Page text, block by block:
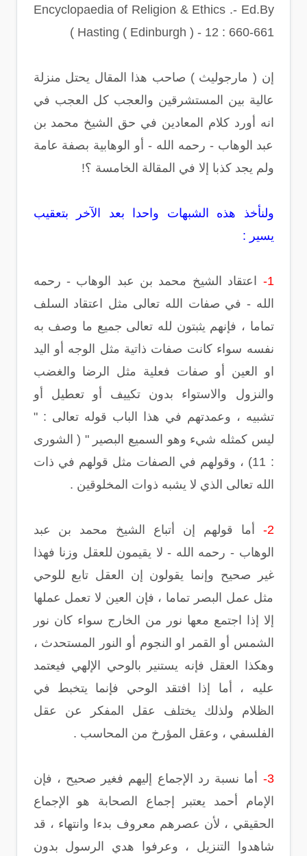
Encyclopaedia of Religion & Ethics .- Ed.By
Hasting ( Edinburgh ) - 12 : 660-661 )
إن ( مارجوليث ) صاحب هذا المقال يحتل منزلة
عالية بين المستشرقين والعجب كل العجب في
انه أورد كلام المعادين في حق الشيخ محمد بن
عبد الوهاب - رحمه الله - أو الوهابية بصفة عامة
ولم يجد كذبا إلا في المقالة الخامسة ؟!
ولنأخذ هذه الشبهات واحدا بعد الآخر بتعقيب
يسير :
1-
اعتقاد الشيخ محمد بن عبد الوهاب - رحمه
الله - في صفات الله تعالى مثل اعتقاد السلف
تماما ، فإنهم يثبتون لله تعالى جميع ما وصف به
نفسه سواء كانت صفات ذاتية مثل الوجه أو اليد
او العين أو صفات فعلية مثل الرضا والغضب
والنزول والاستواء بدون تكييف أو تعطيل أو
تشبيه ، وعمدتهم في هذا الباب قوله تعالى : "
ليس كمثله شيء وهو السميع البصير " ( الشورى
: 11) ، وقولهم في الصفات مثل قولهم في ذات
الله تعالى الذي لا يشبه ذوات المخلوقين .
2-
أما قولهم إن أتباع الشيخ محمد بن عبد
الوهاب - رحمه الله - لا يقيمون للعقل وزنا فهذا
غير صحيح وإنما يقولون إن العقل تابع للوحي
مثل عمل البصر تماما ، فإن العين لا تعمل عملها
إلا إذا اجتمع معها نور من الخارج سواء كان نور
الشمس أو القمر او النجوم أو النور المستحدث ،
وهكذا العقل فإنه يستنير بالوحي الإلهي فيعتمد
عليه ، أما إذا افتقد الوحي فإنما يتخبط في
الظلام ولذلك يختلف عقل المفكر عن عقل
الفلسفي ، وعقل المؤرخ من المحاسب .
3-
أما نسبة رد الإجماع إليهم فغير صحيح ، فإن
الإمام أحمد يعتبر إجماع الصحابة هو الإجماع
الحقيقي ، لأن عصرهم معروف بدءا وانتهاء ، قد
شاهدوا التنزيل ، وعرفوا هدي الرسول بدون